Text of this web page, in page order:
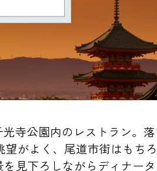
光寺公園内のレストラン
がよく、尾道市街はもち
見下ろしながらディナー